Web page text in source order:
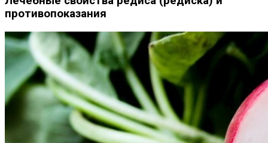
противопоказания